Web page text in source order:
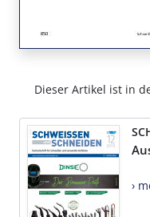
Dieser Artikel ist in
›